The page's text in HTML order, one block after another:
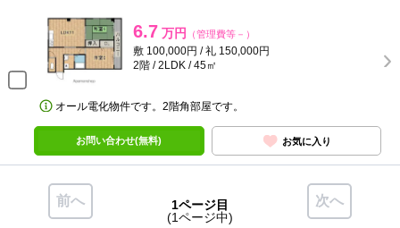
6.7 万円 （管理費等－）
敷 100,000円 / 礼 150,000円
2階 / 2LDK / 45㎡
オール電化物件です。2階角部屋です。
お問い合わせ(無料) お気に入り
前へ 次へ
1ページ目
(1ページ中)